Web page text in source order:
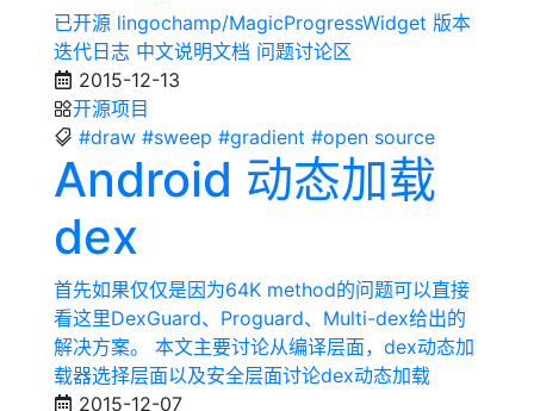
已开源 lingochamp/MagicProgressWidget 版本
迭代日志 中文说明文档 问题讨论区
2015-12-13
开源项目
#draw #sweep #gradient #open source
Android 动态加载
dex
首先如果仅仅是因为64K method的问题可以直接
看这里DexGuard、Proguard、Multi-dex给出的
解决方案。 本文主要讨论从编译层面，dex动态加
载器选择层面以及安全层面讨论dex动态加载
2015-12-07